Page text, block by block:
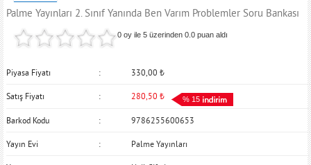
Palme Yayınları 2. Sınıf Yanında Ben Varım Problemler Soru Bankası
0 oy ile 5 üzerinden0.0 puan aldı
Piyasa Fiyatı 330,00 ₺
Satış Fiyatı 280,50 ₺ % 15
Barkod Kodu 9786255600653
Yayın Evi Palme Yayınları